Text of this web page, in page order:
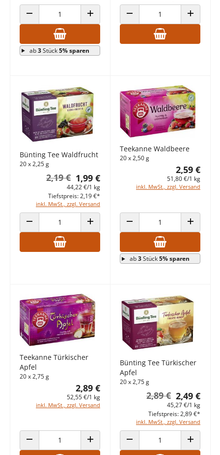
ANZAHL VERRINGERN ANZAHL ERHÖHEN
ab3Stück5% sparen
ANZAHL VERRINGERN ANZAHL
Bünting Tee Waldfrucht
20 x 2,25 g
1,99 €
2,19 €
44,22 €/1 kg
inkl. MwSt., zzgl. Versand
Tiefstpreis: 2,19 €*
ANZAHL VERRINGERN ANZAHL ERHÖHEN
Teekanne Waldbeere
20 x 2,50 g
2,59 €
51,80 €/1 kg
inkl. MwSt., zzgl. Versand
ANZAHL VERRINGERN ANZAHL
ab3Stück5% sparen
Teekanne Türkischer
Apfel
20 x 2,75 g
2,89 €
52,55 €/1 kg
inkl. MwSt., zzgl. Versand
ANZAHL VERRINGERN ANZAHL ERHÖHEN
Bünting Tee Türkischer
Apfel
20 x 2,75 g
2,49 €
2,89 €
45,27 €/1 kg
inkl. MwSt., zzgl. Versand
Tiefstpreis: 2,89 €*
ANZAHL VERRINGERN ANZAHL